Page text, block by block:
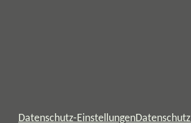
Datenschutz-EinstellungenDatenschutz